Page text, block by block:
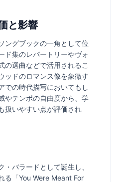
と影響
ングブックの一角として位
ド集のレパートリーやヴォ
の選曲などで活用されるこ
ッドのロマンス像を象徴す
での時代描写においてもし
やテンポの自由度から、学
扱いやすい点が評価され
バラードとして誕生し、
る「You Were Meant For